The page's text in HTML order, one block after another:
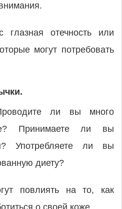
отечность или
могут потребовать
ли вы много
Принимаете ли вы
Употребляете ли вы
диету?
повлиять на то, как
о своей коже.